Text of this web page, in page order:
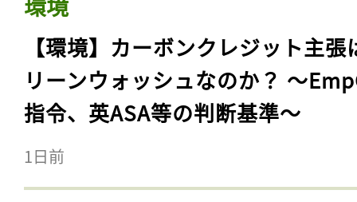
【環境】カーボンクレジット主張
リーンウォッシュなのか？ 〜
指令、英ASA等の判断基準〜
1日前